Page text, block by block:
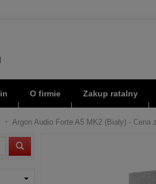
O firmie Zakup ratalny
Argon Audio Forte A5 MK2 (Biały) -